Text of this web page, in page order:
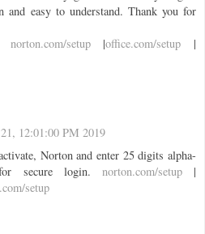
and easy to understand. Thank you for
norton.com/setup|office.com/setup |
12:01:00 PM 2019
Norton and enter 25 digits alpha-
secure login. norton.com/setup|
setup